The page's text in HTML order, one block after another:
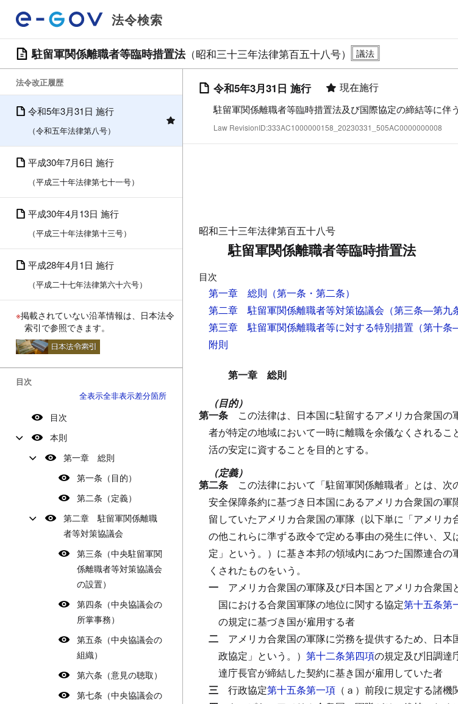
法令検索
駐留軍関係離職者等臨時措置法（昭和三十三年法律第百五十八号）
法令改正履歴
令和5年3月31日 施行
（令和五年法律第八号）
平成30年7月6日 施行
（平成三十年法律第七十一号）
平成30年4月13日 施行
（平成三十年法律第十三号）
平成28年4月1日 施行
（平成二十七年法律第六十六号）
※掲載されていない沿革情報は、日本法令
索引で参照できます。
目次
全表示全非表示差分箇所
目次
本則
第一章 総則
第一条（目的）
第二条（定義）
第二章 駐留軍関係離職
者等対策協議会
第三条（中央駐留軍関
係離職者等対策協議会
の設置）
第四条（中央協議会の
所掌事務）
第五条（中央協議会の
組織）
第六条（意見の聴取）
第七条（中央協議会の
令和5年3月31日 施行 現在施行
駐留軍関係離職者等臨時措置法及び国際協定の締結等に
Law RevisionID:333AC1000000158_20230331_505AC0000000008
昭和三十三年法律第百五十八号
駐留軍関係離職者等臨時措置法
目次
第一章 総則 （第一条・第二条）
第二章 駐留軍関係離職者等対策協議会 （第三条―第九
第三章 駐留軍関係離職者等に対する特別措置 （第十
附則
第一章 総則
（目的）
第一条 この法律は、日本国に駐留するアメリカ合衆国
者が特定の地域において一時に離職を余儀なくされる
活の安定に資することを目的とする。
（定義）
第二条 この法律において「駐留軍関係離職者」とは、
安全保障条約に基づき日本国にあるアメリカ合衆国の
留していたアメリカ合衆国の軍隊（以下単に「アメリ
の他これらに準ずる政令で定める事由の発生に伴い、
定」という。）に基き本邦の領域内にあつた国際連合
くされたものをいう。
一 アメリカ合衆国の軍隊及び日本国とアメリカ合衆
国における合衆国軍隊の地位に関する協定第十五条第
の規定に基づき国が雇用する者
二 アメリカ合衆国の軍隊に労務を提供するため、日
政協定」という。） 第十二条第四項の規定及び旧調達
達庁長官が締結した契約に基き国が雇用していた者
三 行政協定第十五条第一項 （ａ）前段に規定する諸